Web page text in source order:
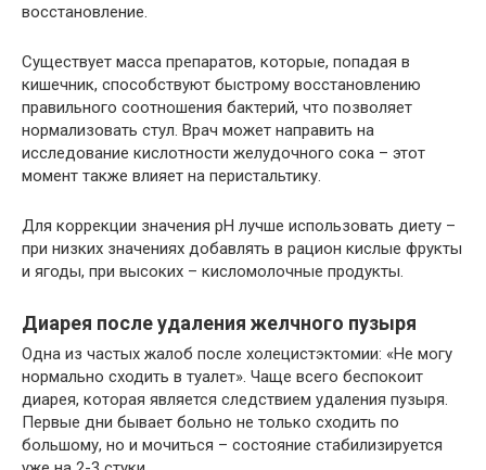
восстановление.
Существует масса препаратов, которые, попадая в
кишечник, способствуют быстрому восстановлению
правильного соотношения бактерий, что позволяет
нормализовать стул. Врач может направить на
исследование кислотности желудочного сока – этот
момент также влияет на перистальтику.
Для коррекции значения рН лучше использовать диету –
при низких значениях добавлять в рацион кислые фрукты
и ягоды, при высоких – кисломолочные продукты.
Диарея после удаления желчного пузыря
Одна из частых жалоб после холецистэктомии: «Не могу
нормально сходить в туалет». Чаще всего беспокоит
диарея, которая является следствием удаления пузыря.
Первые дни бывает больно не только сходить по
большому, но и мочиться – состояние стабилизируется